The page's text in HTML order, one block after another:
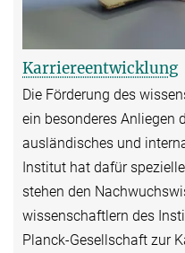
Karriereentwicklung
Die Förderung des
ein besonderes Anliegen
ausländisches und
Institut hat dafür
stehen den
wissenschaftlern des
Planck-Gesellschaft zur